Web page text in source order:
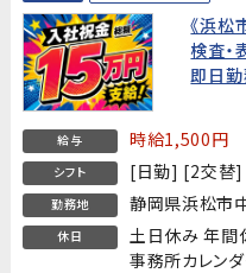
《浜松
検査
即日
給与 時給1,500円
シフト [日勤] [2交替
勤務地 静岡県浜松市
休日
土日休み 年間
事務所カレン